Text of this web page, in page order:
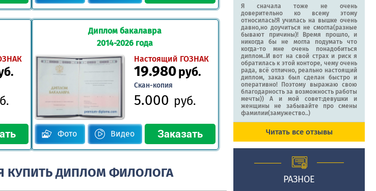
Диплом бакалавра
2014-2026 года
Настоящий ГОЗНАК
19.980руб.
Скан-копия
5.000 руб.
Фото Видео
ДИПЛОМ ФИЛОЛОГА
Я сначала тоже не очень
доверительно ко всему этому
относилась!Я училась на вышке очень
давно,но доучиться не смогла(разные
бывают причины)! Время прошло, и
никогда бы не могла подумать что
когда-то мне очень понадобиться
диплом..И вот на свой страх и риск я
обратилась к этой конторе, чему очень
рада, всё отлично, реально настоящий
диплом, заказ был сделан быстро и
оперативно! Поэтому выражаю свою
благодарность за возможность работы
мечты)) А и мой совет:девушки и
женщины не забывайте про смены
фамилии(замужество..)
Читать все отзывы
РАЗНОЕ